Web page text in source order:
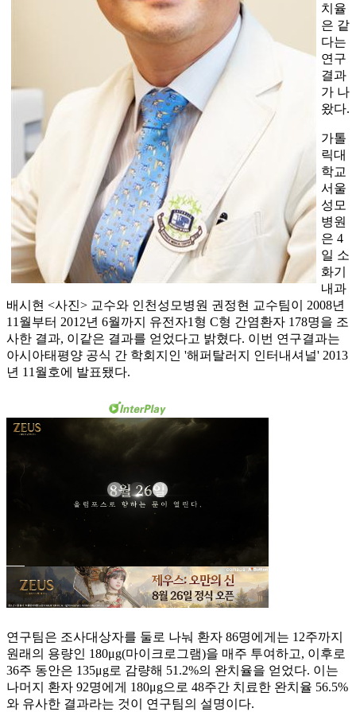
치율
은 같
다는
연구
결과
가 나
왔다.
가톨
릭대
학교
서울
성모
병원
은 4
일 소
화기
내과
배시현 <사진> 교수와 인천성모병원 권정현 교수팀이 2008년
11월부터 2012년 6월까지 유전자1형 C형 간염환자 178명을 조
사한 결과, 이같은 결과를 얻었다고 밝혔다. 이번 연구결과는
아시아태평양 공식 간 학회지인 '해퍼탈러지 인터내셔널' 2013
년 11월호에 발표됐다.
연구팀은 조사대상자를 둘로 나눠 환자 86명에게는 12주까지
원래의 용량인 180μg(마이크로그램)을 매주 투여하고, 이후로
36주 동안은 135μg로 감량해 51.2%의 완치율을 얻었다. 이는
나머지 환자 92명에게 180μg으로 48주간 치료한 완치율 56.5%
와 유사한 결과라는 것이 연구팀의 설명이다.